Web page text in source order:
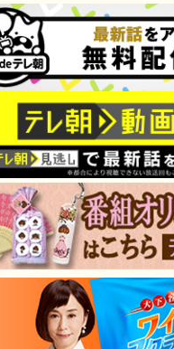
月3日（水）となります。